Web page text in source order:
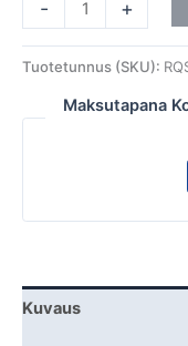
- +
Tuotetunnus (SKU):
Maksutapana
Kuvaus